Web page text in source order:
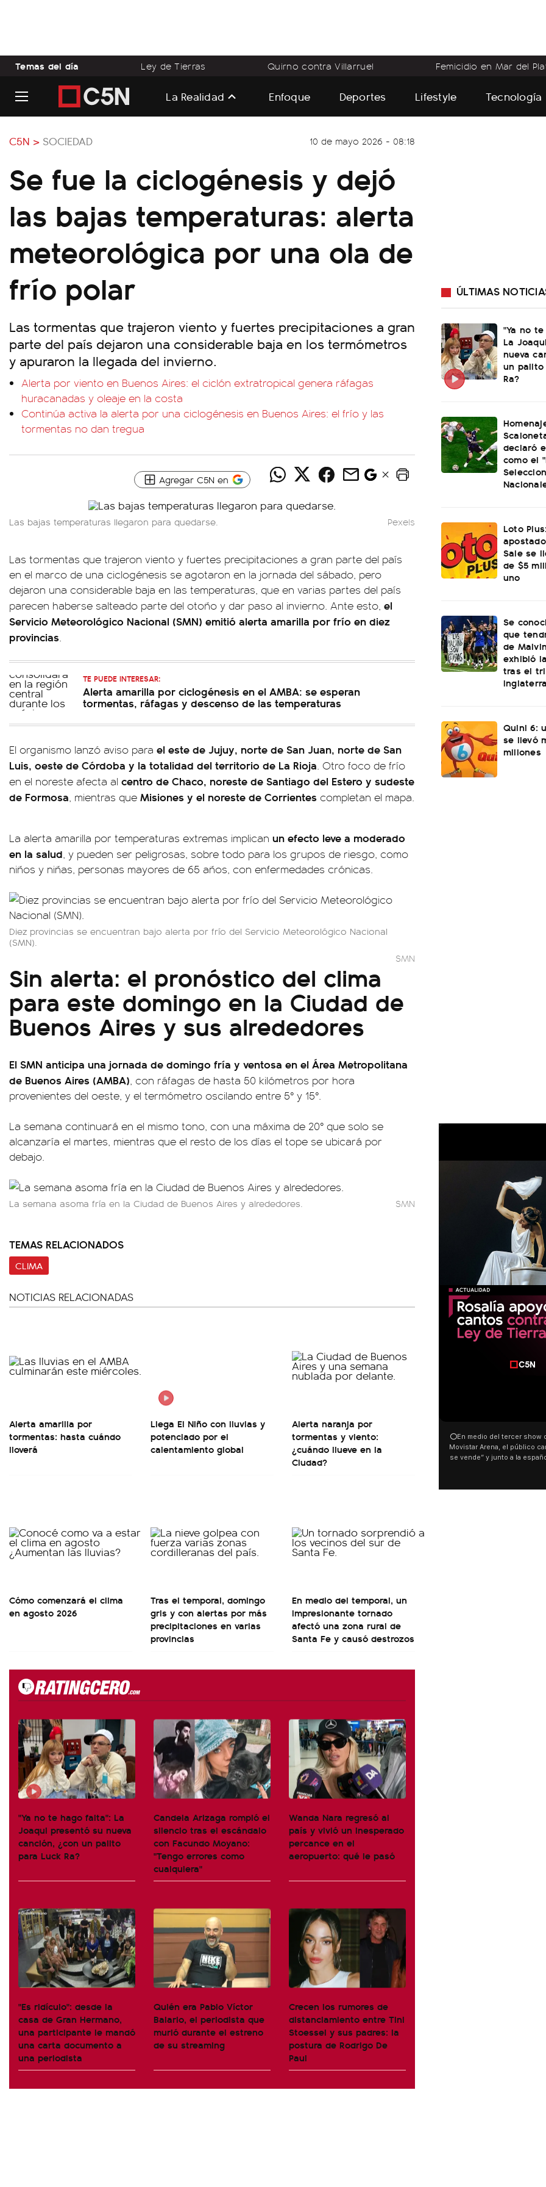
Temas del día Ley de Tierras Quirno contra Villarruel Femicidio en Mar del
La Realidad Enfoque Deportes Lifestyle Tecnología
C5N > SOCIEDAD 10 de mayo 2026 - 08:18
Se fue la ciclogénesis y dejó
las bajas temperaturas: alerta
meteorológica por una ola de
frío polar
Las tormentas que trajeron viento y fuertes precipitaciones a gran
parte del país dejaron una considerable baja en los termómetros
y apuraron la llegada del invierno.
Alerta por viento en Buenos Aires: el ciclón extratropical genera ráfagas
huracanadas y oleaje en la costa
Continúa activa la alerta por una ciclogénesis en Buenos Aires: el frío y las
tormentas no dan tregua
Agregar C5N en
Las bajas temperaturas llegaron para quedarse. Pexels
Las tormentas que trajeron viento y fuertes precipitaciones a gran parte del país
en el marco de una ciclogénesis se agotaron en la jornada del sábado, pero
dejaron una considerable baja en las temperaturas, que en varias partes del país
parecen haberse salteado parte del otoño y dar paso al invierno. Ante esto, el
Servicio Meteorológico Nacional (SMN) emitió alerta amarilla por frío en diez
provincias.
TE PUEDE INTERESAR:
Alerta amarilla por ciclogénesis en el AMBA: se esperan
tormentas, ráfagas y descenso de las temperaturas
El organismo lanzó aviso para el este de Jujuy, norte de San Juan, norte de San
Luis, oeste de Córdoba y la totalidad del territorio de La Rioja. Otro foco de frío
en el noreste afecta al centro de Chaco, noreste de Santiago del Estero y sudeste
de Formosa, mientras que Misiones y el noreste de Corrientes completan el mapa.
La alerta amarilla por temperaturas extremas implican un efecto leve a moderado
en la salud, y pueden ser peligrosas, sobre todo para los grupos de riesgo, como
niños y niñas, personas mayores de 65 años, con enfermedades crónicas.
Diez provincias se encuentran bajo alerta por frío del Servicio Meteorológico Nacional
(SMN).
SMN
Sin alerta: el pronóstico del clima
para este domingo en la Ciudad de
Buenos Aires y sus alrededores
El SMN anticipa una jornada de domingo fría y ventosa en el Área Metropolitana
de Buenos Aires (AMBA), con ráfagas de hasta 50 kilómetros por hora
provenientes del oeste, y el termómetro oscilando entre 5° y 15°.
La semana continuará en el mismo tono, con una máxima de 20° que solo se
alcanzaría el martes, mientras que el resto de los días el tope se ubicará por
debajo.
La semana asoma fría en la Ciudad de Buenos Aires y alrededores. SMN
TEMAS RELACIONADOS
CLIMA
NOTICIAS RELACIONADAS
Alerta amarilla por
tormentas: hasta cuándo
lloverá
Llega El Niño con lluvias y
potenciado por el
calentamiento global
Alerta naranja por
tormentas y viento:
¿cuándo llueve en la
Ciudad?
Cómo comenzará el clima
en agosto 2026
Tras el temporal, domingo
gris y con alertas por más
precipitaciones en varias
provincias
En medio del temporal, un
impresionante tornado
afectó una zona rural de
Santa Fe y causó destrozos
"Ya no te hago falta": La
Joaqui presentó su nueva
canción, ¿con un palito
para Luck Ra?
Candela Arizaga rompió el
silencio tras el escándalo
con Facundo Moyano:
"Tengo errores como
cualquiera"
Wanda Nara regresó al
país y vivió un inesperado
percance en el
aeropuerto: qué le pasó
"Es ridículo": desde la
casa de Gran Hermano,
una participante le mandó
una carta documento a
una periodista
Quién era Pablo Víctor
Balario, el periodista que
murió durante el estreno
de su streaming
Crecen los rumores de
distanciamiento entre Tini
Stoessel y sus padres: la
postura de Rodrigo De
Paul
ÚLTIMAS
"Ya no
La
nueva
un palito
Ra?
declaró
como el
Loto
Sale se
de $5
uno
Se
que
de
exhibió
tras el
Inglaterra
Quini 6:
se llevó
millones
⭕En medio del tercer show
Movistar Arena, el público
se vende” y junto a la